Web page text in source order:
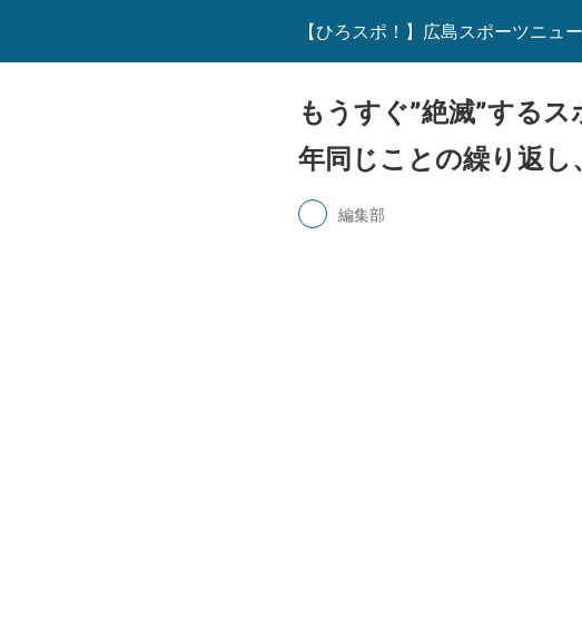
【ひろスポ！】広島スポーツニュ
もうすぐ”絶滅”する
年同じことの繰り返
編集部